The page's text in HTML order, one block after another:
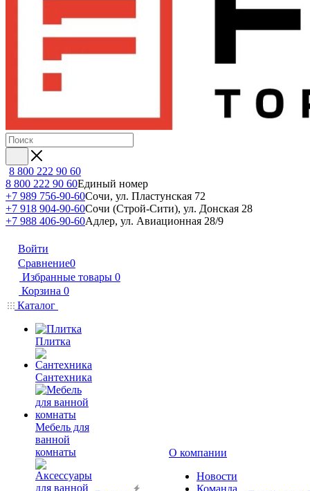
8 800 222 90 60
8 800 222 90 60Единый номер
+7 989 756-90-60Сочи, ул. Пластунская 72
+7 918 904-90-60Сочи (Строй-Сити), ул. Донская 28
+7 988 406-90-60Адлер, ул. Авиационная 28/9
Войти
Сравнение0
Избранные товары 0
Корзина 0
Каталог
Плитка
Сантехника
Мебель для
ванной
комнаты
О компании
Новости
Команда